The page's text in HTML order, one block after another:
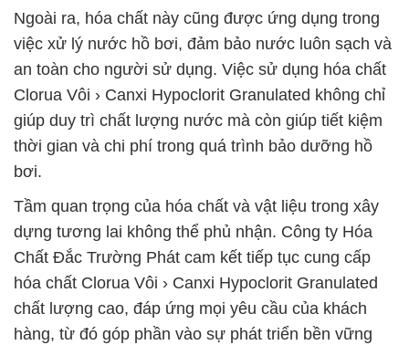
Ngoài ra, hóa chất này cũng được ứng dụng trong
việc xử lý nước hồ bơi, đảm bảo nước luôn sạch và
an toàn cho người sử dụng. Việc sử dụng hóa chất
Clorua Vôi › Canxi Hypoclorit Granulated không chỉ
giúp duy trì chất lượng nước mà còn giúp tiết kiệm
thời gian và chi phí trong quá trình bảo dưỡng hồ
bơi.
Tầm quan trọng của hóa chất và vật liệu trong xây
dựng tương lai không thể phủ nhận. Công ty Hóa
Chất Đắc Trường Phát cam kết tiếp tục cung cấp
hóa chất Clorua Vôi › Canxi Hypoclorit Granulated
chất lượng cao, đáp ứng mọi yêu cầu của khách
hàng, từ đó góp phần vào sự phát triển bền vững